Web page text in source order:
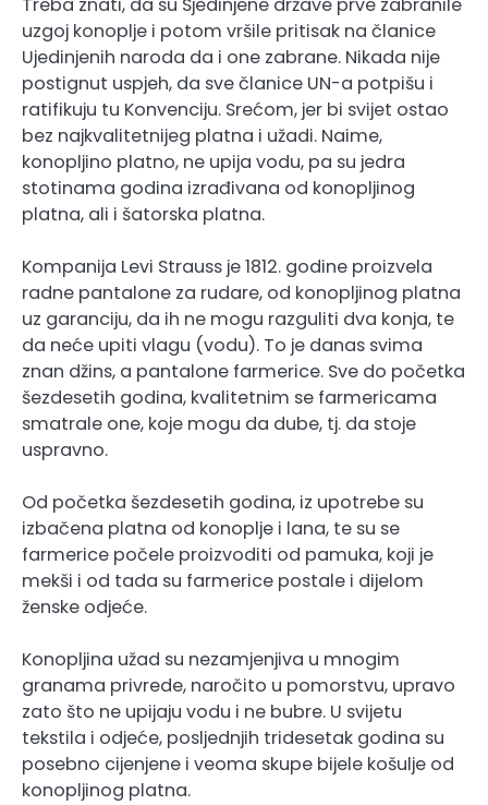
uzgoj konoplje i potom vršile pritisak na članice
Ujedinjenih naroda da i one zabrane. Nikada nije
postignut uspjeh, da sve članice UN-a potpišu i
ratifikuju tu Konvenciju. Srećom, jer bi svijet ostao
bez najkvalitetnijeg platna i užadi. Naime,
konopljino platno, ne upija vodu, pa su jedra
stotinama godina izrađivana od konopljinog
platna, ali i šatorska platna.
Kompanija Levi Strauss je 1812. godine proizvela
radne pantalone za rudare, od konopljinog platna
uz garanciju, da ih ne mogu razguliti dva konja, te
da neće upiti vlagu (vodu). To je danas svima
znan džins, a pantalone farmerice. Sve do početka
šezdesetih godina, kvalitetnim se farmericama
smatrale one, koje mogu da dube, tj. da stoje
uspravno.
Od početka šezdesetih godina, iz upotrebe su
izbačena platna od konoplje i lana, te su se
farmerice počele proizvoditi od pamuka, koji je
mekši i od tada su farmerice postale i dijelom
ženske odjeće.
Konopljina užad su nezamjenjiva u mnogim
granama privrede, naročito u pomorstvu, upravo
zato što ne upijaju vodu i ne bubre. U svijetu
tekstila i odjeće, posljednjih tridesetak godina su
posebno cijenjene i veoma skupe bijele košulje od
konopljinog platna.